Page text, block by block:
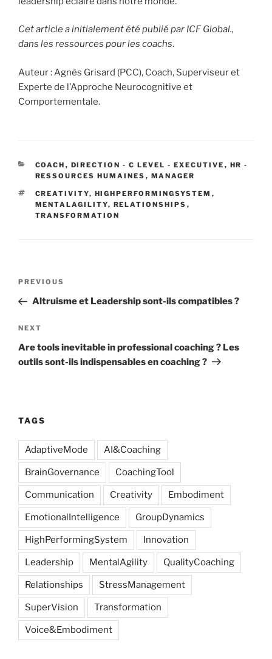
Cet article a initialement été publié par ICF Global.,
dans les ressources pour les coachs.
Auteur : Agnès Grisard (PCC), Coach, Superviseur et
Experte de l’Approche Neurocognitive et
Comportementale.
CATEGORIES
COACH , DIRECTION - C LEVEL - EXECUTIVE , HR -
RESSOURCES HUMAINES , MANAGER
TAGS
CREATIVITY, HIGHPERFORMINGSYSTEM ,
MENTALAGILITY, RELATIONSHIPS ,
TRANSFORMATION
Previous
Post
PREVIOUS
Altruisme et Leadership sont-ils compatibles ?
Next
Post
NEXT
Are tools inevitable in professional coaching ? Les
outils sont-ils indispensables en coaching ?
TAGS
AdaptiveMode AI&Coaching
BrainGovernance CoachingTool
Communication Creativity Embodiment
EmotionalIntelligence GroupDynamics
HighPerformingSystem Innovation
Leadership MentalAgility QualityCoaching
Relationships StressManagement
SuperVision Transformation
Voice&Embodiment